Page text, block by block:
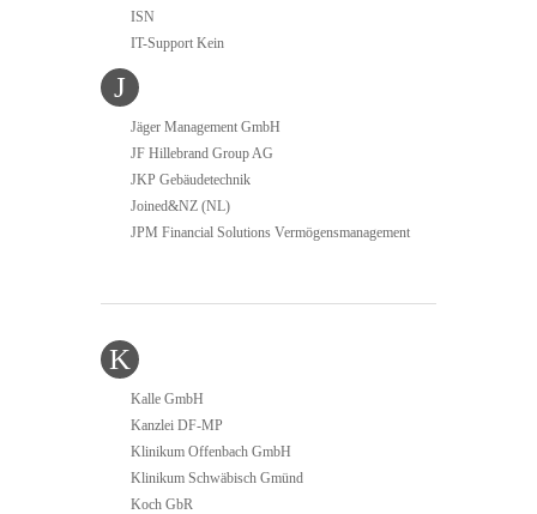
ISN
IT-Support Kein
J
Jäger Management GmbH
JF Hillebrand Group AG
JKP Gebäudetechnik
Joined&NZ (NL)
JPM Financial Solutions Vermögensmanagement
K
Kalle GmbH
Kanzlei DF-MP
Klinikum Offenbach GmbH
Klinikum Schwäbisch Gmünd
Koch GbR